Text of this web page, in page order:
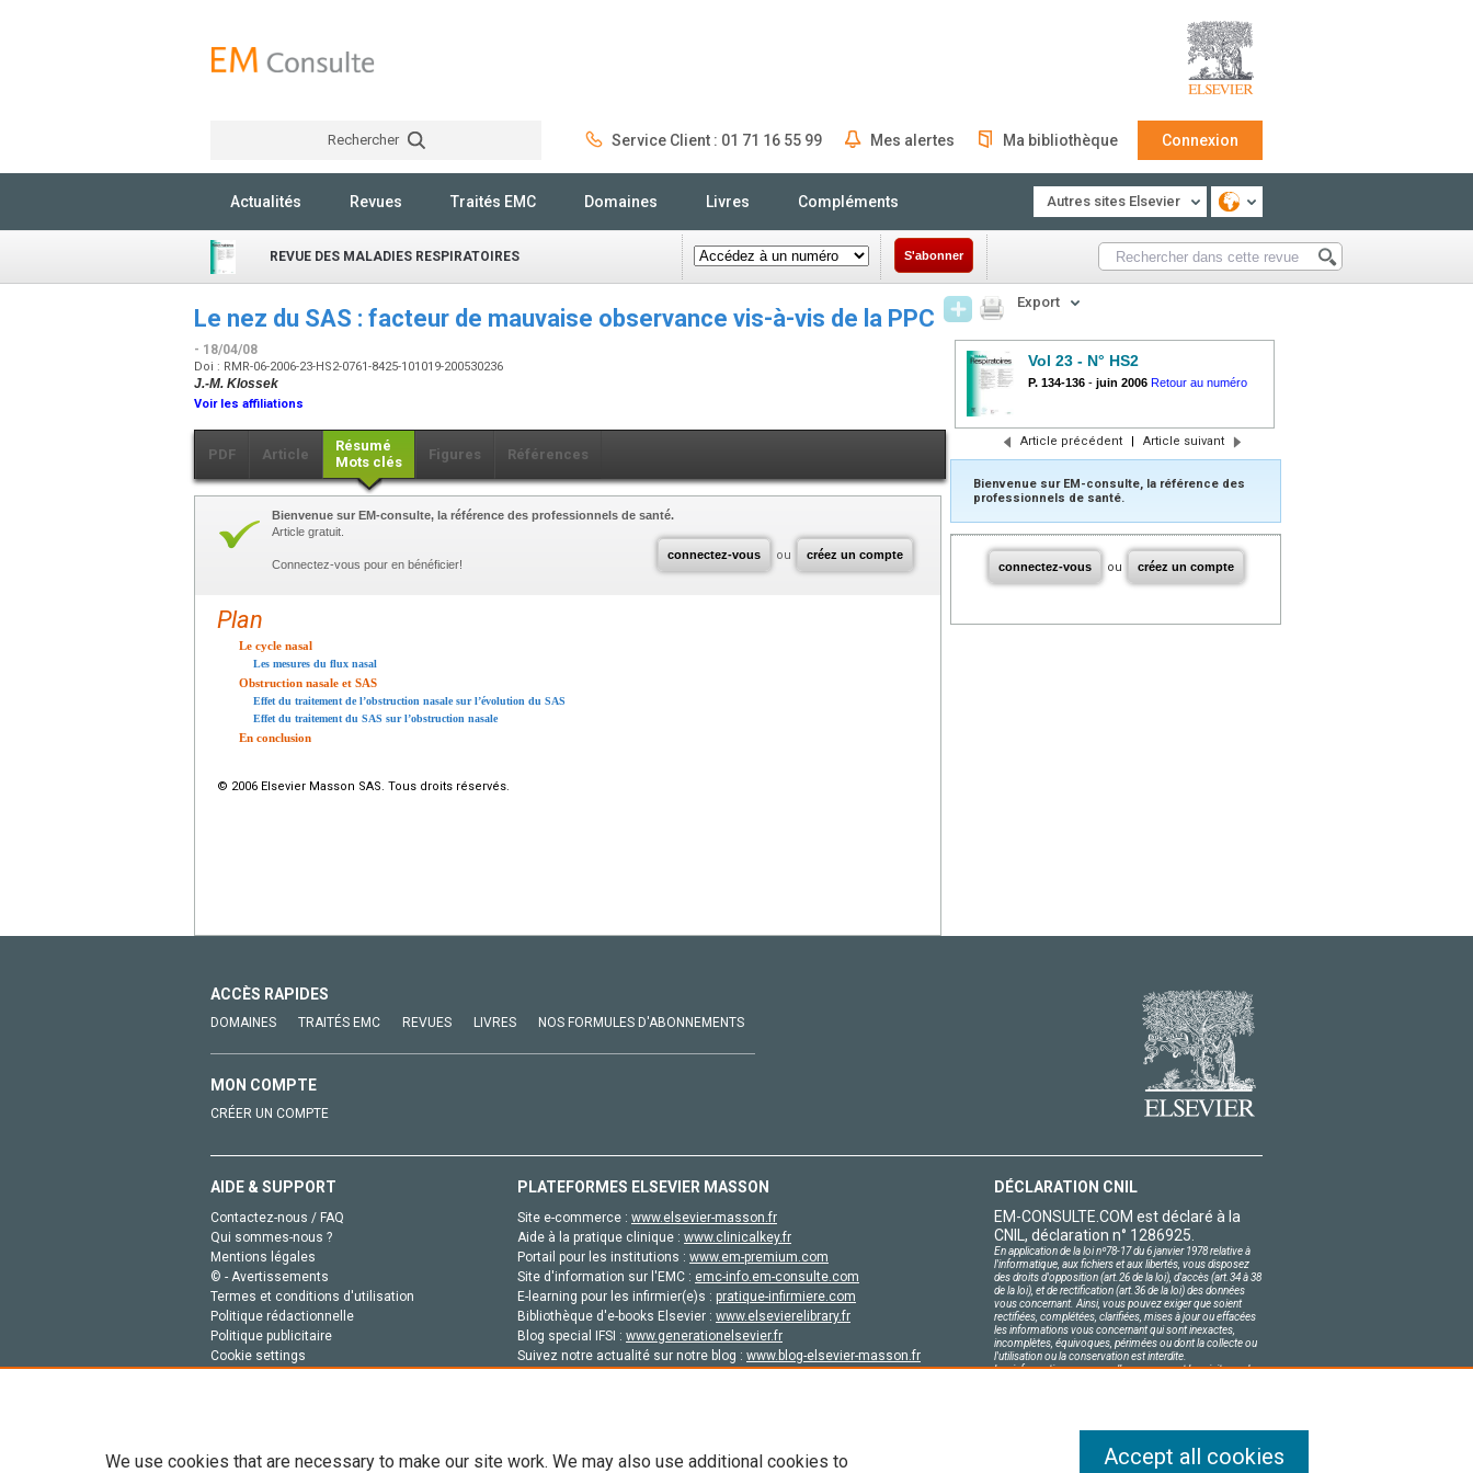
Rechercher Service Client : 01 71 16 55 99 Mes alertes Ma bibliothèque Connexion
Actualités Revues Traités EMC Domaines Livres Compléments Autres sites Elsevier
REVUE DES MALADIES RESPIRATOIRES S'abonner
Le nez du SAS : facteur de mauvaise observance vis-à-vis de la PPC
- 18/04/08
Doi : RMR-06-2006-23-HS2-0761-8425-101019-200530236
J.-M. Klossek
Voir les affiliations
PDF Article
Résumé
Mots clés
Figures Références
connectez-vous ou créez un compte
Bienvenue sur EM-consulte, la référence des professionnels de santé.
Article gratuit.
Connectez-vous pour en bénéficier!
Plan
Le cycle nasal
Les mesures du flux nasal
Obstruction nasale et SAS
Effet du traitement de l’obstruction nasale sur l’évolution du SAS
Effet du traitement du SAS sur l’obstruction nasale
En conclusion
© 2006 Elsevier Masson SAS. Tous droits réservés.
Export
Vol 23 - N° HS2
P. 134-136 - juin 2006 Retour au numéro
Article précédent | Article suivant
Bienvenue sur EM-consulte, la référence des
professionnels de santé.
connectez-vous ou créez un compte
ACCÈS RAPIDES
DOMAINES TRAITÉS EMC REVUES LIVRES NOS FORMULES D'ABONNEMENTS
MON COMPTE
CRÉER UN COMPTE
AIDE & SUPPORT
Contactez-nous / FAQ
Qui sommes-nous ?
Mentions légales
© - Avertissements
Termes et conditions d'utilisation
Politique rédactionnelle
Politique publicitaire
Cookie settings
PLATEFORMES ELSEVIER MASSON
Site e-commerce : www.elsevier-masson.fr
Aide à la pratique clinique : www.clinicalkey.fr
Portail pour les institutions : www.em-premium.com
Site d'information sur l'EMC : emc-info.em-consulte.com
E-learning pour les infirmier(e)s : pratique-infirmiere.com
Bibliothèque d'e-books Elsevier : www.elsevierelibrary.fr
Blog special IFSI : www.generationelsevier.fr
Suivez notre actualité sur notre blog : www.blog-elsevier-masson.fr
DÉCLARATION CNIL
EM-CONSULTE.COM est déclaré à la
CNIL, déclaration n° 1286925.
En application de la loi nº78-17 du 6 janvier 1978 relative à
l'informatique, aux fichiers et aux libertés, vous disposez
des droits d'opposition (art.26 de la loi), d'accès (art.34 à 38
de la loi), et de rectification (art.36 de la loi) des données
vous concernant. Ainsi, vous pouvez exiger que soient
rectifiées, complétées, clarifiées, mises à jour ou effacées
les informations vous concernant qui sont inexactes,
incomplètes, équivoques, périmées ou dont la collecte ou
l'utilisation ou la conservation est interdite.
Les informations personnelles concernant les visiteurs de
We use cookies that are necessary to make our site work. We may also use additional cookies to Accept all cookies